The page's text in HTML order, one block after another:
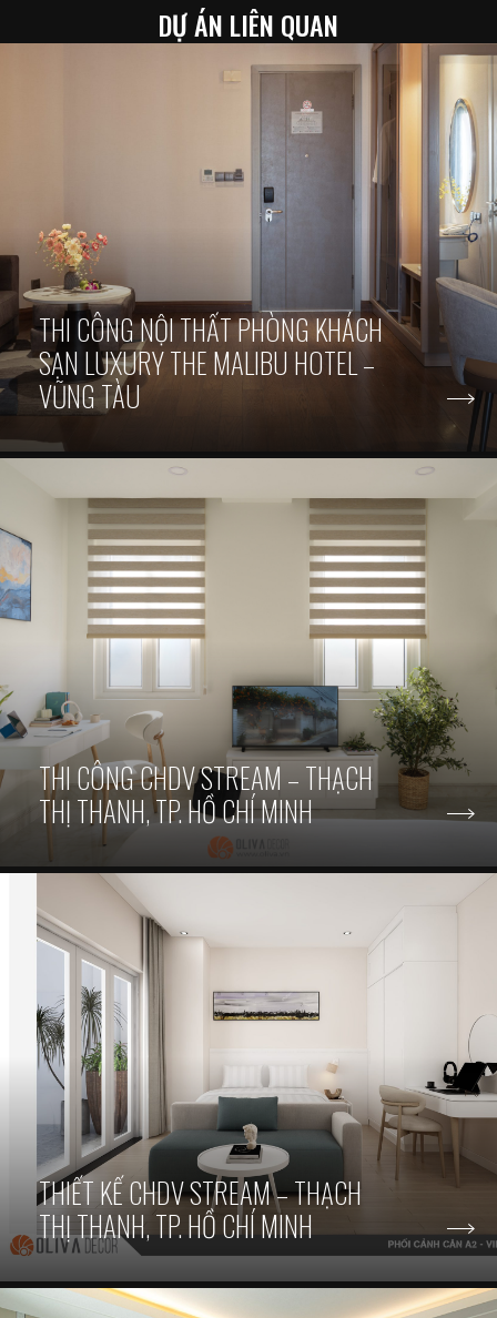
DỰ ÁN LIÊN QUAN
THI CÔNG NỘI THẤT PHÒNG KHÁCH
SẠN LUXURY THE MALIBU HOTEL –
VŨNG TÀU
THI CÔNG CHDV STREAM – THẠCH
THỊ THANH, TP. HỒ CHÍ MINH
THIẾT KẾ CHDV STREAM – THẠCH
THỊ THANH, TP. HỒ CHÍ MINH